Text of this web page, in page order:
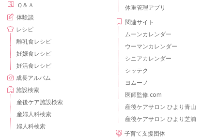
Ｑ＆Ａ
体験談
レシピ
離乳食レシピ
妊娠食レシピ
妊活食レシピ
成長アルバム
施設検索
産後ケア施設検索
産婦人科検索
婦人科検索
体重管理アプリ
関連サイト
ムーンカレンダー
ウーマンカレンダー
シニアカレンダー
シッテク
ヨムーノ
医師監修.com
産後ケアサロン ひより青山
産後ケアサロン ひより芝浦
子育て支援団体